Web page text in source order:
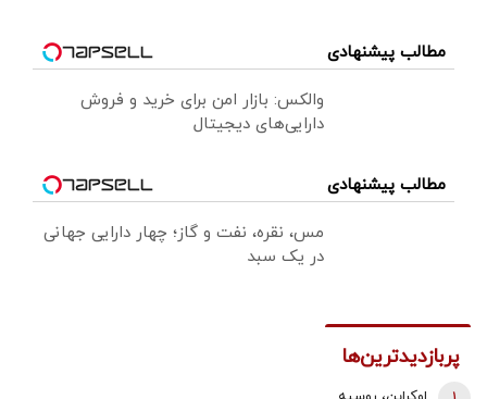
مطالب پیشنهادی
والکس: بازار امن برای خرید و فروش
دارایی‌های دیجیتال
مطالب پیشنهادی
مس، نقره، نفت و گاز؛ چهار دارایی جهانی
در یک سبد
پربازدیدترین‌ها